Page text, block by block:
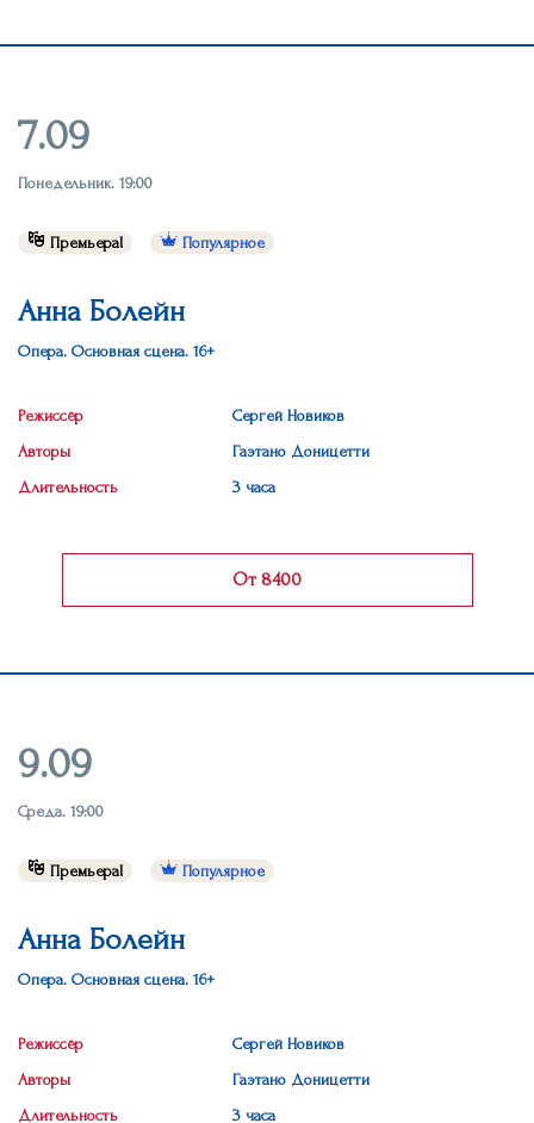
7.09
Понедельник. 19:00
Премьера! Популярное
Анна Болейн
Опера. Основная сцена. 16+
Режиссёр
Сергей Новиков
Авторы
Гаэтано Доницетти
Длительность
3 часа
От 8400
9.09
Среда. 19:00
Премьера! Популярное
Анна Болейн
Опера. Основная сцена. 16+
Режиссёр
Сергей Новиков
Авторы
Гаэтано Доницетти
Длительность
3 часа